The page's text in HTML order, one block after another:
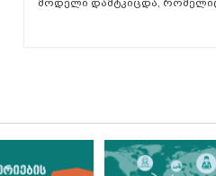
მოდელი დამტკიცდა,